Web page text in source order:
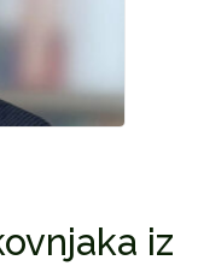
iz